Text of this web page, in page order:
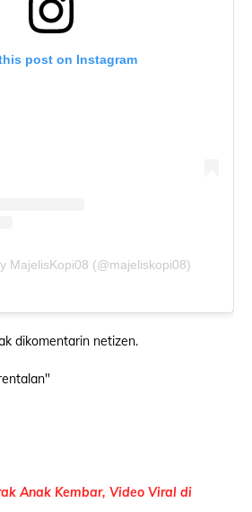
post on Instagram
MajelisKopi08 (@majeliskopi08)
dikomentarin netizen.
Anak Kembar, Video Viral di